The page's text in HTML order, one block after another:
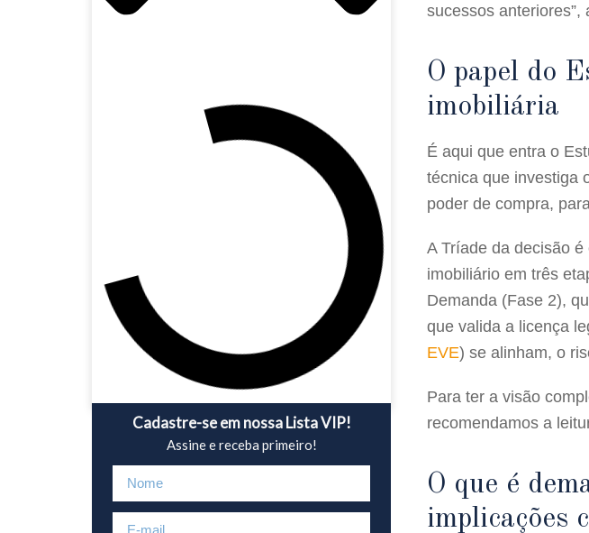
Cadastre-se em nossa Lista VIP!
Assine e receba primeiro!
sucessos
O papel do
imobiliária
É aqui que entra o
técnica que investiga
poder de compra,
A Tríade da decisão
imobiliário em três
Demanda (Fase 2),
que valida a licença
EVE) se alinham, o
Para ter a visão
recomendamos a
O que é
implicações